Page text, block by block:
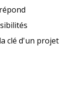
clé d'un projet